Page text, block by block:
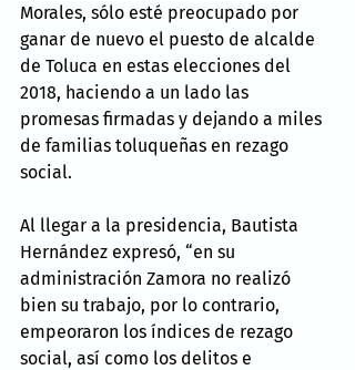
Morales, sólo esté preocupado por
ganar de nuevo el puesto de alcalde
de Toluca en estas elecciones del
2018, haciendo a un lado las
promesas firmadas y dejando a miles
de familias toluqueñas en rezago
social.
Al llegar a la presidencia, Bautista
Hernández expresó, “en su
administración Zamora no realizó
bien su trabajo, por lo contrario,
empeoraron los índices de rezago
social, así como los delitos e